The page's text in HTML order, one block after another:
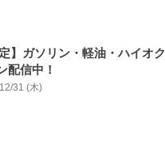
】ガソリン・軽油・ハイオク
配信中！
31 (木)